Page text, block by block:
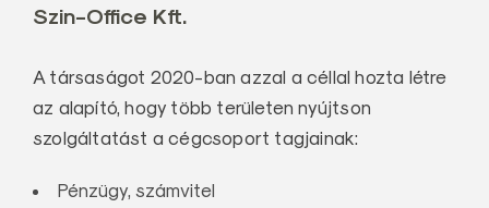
Szin-Office Kft.
A társaságot 2020-ban azzal a céllal hozta létre
az alapító, hogy több területen nyújtson
szolgáltatást a cégcsoport tagjainak:
Pénzügy, számvitel